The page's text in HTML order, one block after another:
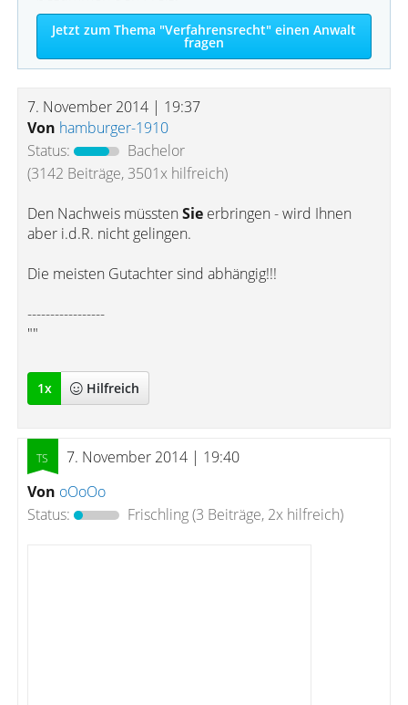
Jetzt zum Thema "Verfahrensrecht" einen Anwalt
fragen
7. November 2014 | 19:37
Von hamburger-1910
Status:
Bachelor
(3142 Beiträge, 3501x hilfreich)
Den Nachweis müsstenSie erbringen - wird Ihnen
aber i.d.R. nicht gelingen.
Die meisten Gutachter sind abhängig!!!
-----------------
""
1x Hilfreich
7. November 2014 | 19:40
Von oOoOo
Status:
Frischling(3 Beiträge, 2x hilfreich)